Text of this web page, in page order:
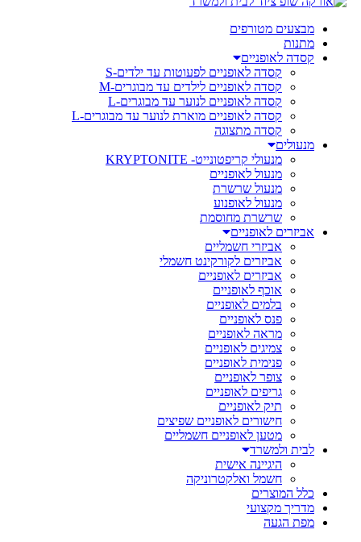
מבצעים מטורפים
מתנות
קסדה לאופניים
קסדה לאופניים לפעוטות עד ילדים-S
קסדה לאופניים לילדים עד מבוגרים-M
קסדה לאופניים לנוער עד מבוגרים-L
קסדה לאופניים מוארת לנוער עד מבוגרים-L
קסדה מתצוגה
מנעולים
מנעולי קריפטונייט- KRYPTONITE
מנעול לאופניים
מנעול שרשרת
מנעול לאופנוע
שרשרת מחוסמת
אביזרים לאופניים
אביזרי חשמליים
אביזרים לקורקינט חשמלי
אביזרים לאופניים
אוכף לאופניים
בלמים לאופניים
פנס לאופניים
מראה לאופניים
צמיגים לאופניים
פנימית לאופניים
צופר לאופניים
גריפים לאופניים
תיק לאופניים
חישורים לאופניים שפיצים
מטען לאופניים חשמליים
לבית ולמשרד
היגיינה אישית
חשמל ואלקטרוניקה
כלל המוצרים
מדריך מקצועי
מפת הגעה